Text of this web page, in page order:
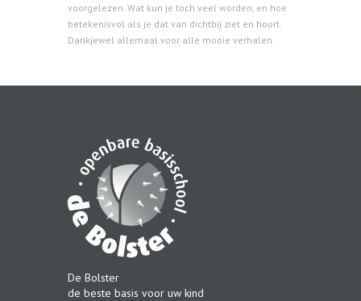
voorgelezen. Wat kun je toch veel worden, en hoe
betekenisvol als je dat van dichtbij ziet en hoort.
Dankjewel allemaal voor alle mooie verhalen.
De Bolster
de beste basis voor uw kind